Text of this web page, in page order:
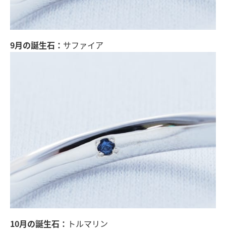
9月の誕生石： サファイア
10月の誕生石： トルマリン